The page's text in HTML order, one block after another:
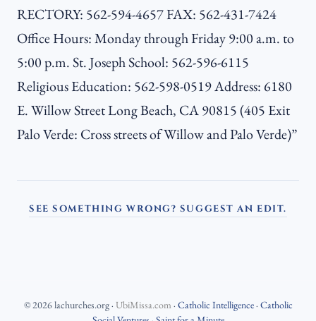
RECTORY: 562-594-4657 FAX: 562-431-7424
Office Hours: Monday through Friday 9:00 a.m. to
5:00 p.m. St. Joseph School: 562-596-6115
Religious Education: 562-598-0519 Address: 6180
E. Willow Street Long Beach, CA 90815 (405 Exit
Palo Verde: Cross streets of Willow and Palo Verde)”
SEE SOMETHING WRONG? SUGGEST AN EDIT.
©2026lachurches.org· UbiMissa.com · Catholic Intelligence· Catholic